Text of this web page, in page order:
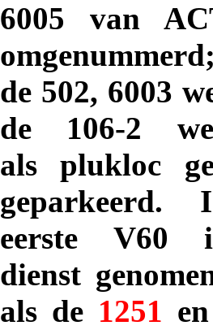
6005 van
de 502, 6003
de 106-2
alsplukloc
eersteV60
dienst
als de 1251